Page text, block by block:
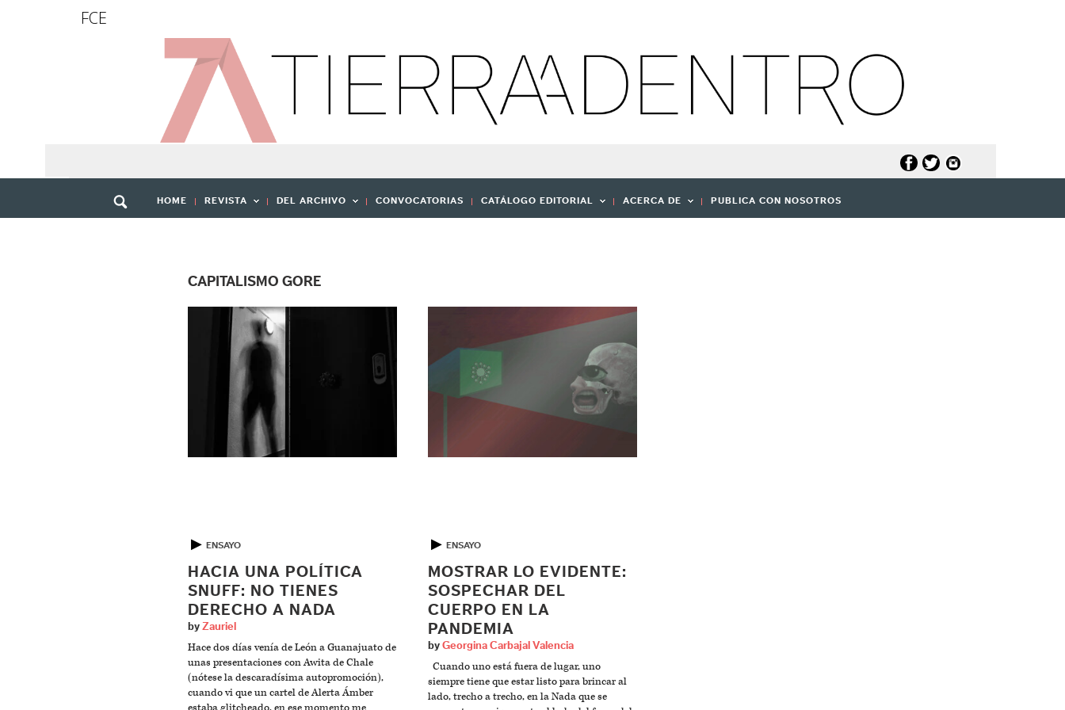
FCE
HOME REVISTA DEL ARCHIVO CONVOCATORIAS CATÁLOGO EDITORIAL ACERCA DE PUBLICA CON NOSOTROS
CAPITALISMO GORE
▶ ENSAYO
HACIA UNA POLÍTICA
SNUFF: NO TIENES
DERECHO A NADA
by Zauriel
Hace dos días venía de León a Guanajuato de
unas presentaciones con Awita de Chale
(nótese la descaradísima autopromoción),
cuando vi que un cartel de Alerta Ámber
▶ ENSAYO
MOSTRAR LO EVIDENTE:
SOSPECHAR DEL
CUERPO EN LA
PANDEMIA
by Georgina Carbajal Valencia
Cuando uno está fuera de lugar, uno
siempre tiene que estar listo para brincar al
lado, trecho a trecho, en la Nada que se